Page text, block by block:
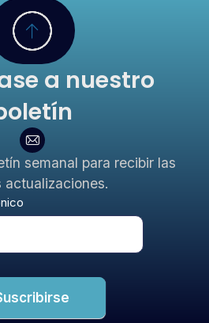
a nuestro
semanal para recibir las
actualizaciones.